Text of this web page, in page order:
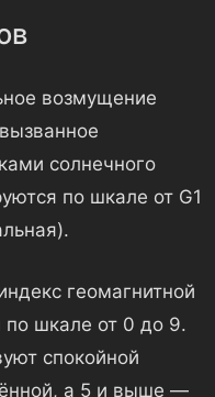
возмущение
солнечного
по шкале от G1
геомагнитной
шкале от 0 до 9.
спокойной
а 5 и выше —